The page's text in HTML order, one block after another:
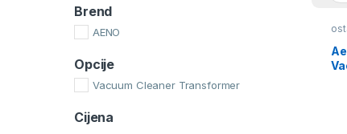
Brend
AENO
Opcije
Vacuum Cleaner Transformer
Cijena